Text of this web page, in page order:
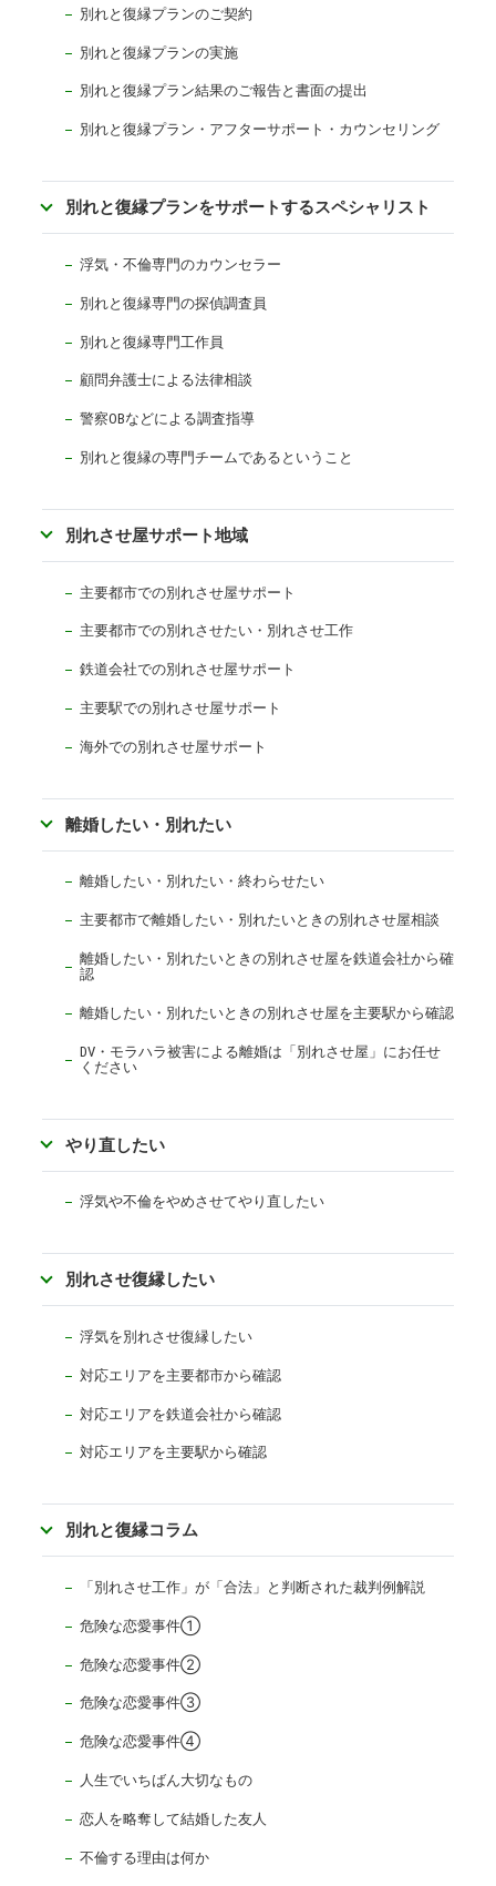
別れと復縁プランのご契約
別れと復縁プランの実施
別れと復縁プラン結果のご報告と書面の提出
別れと復縁プラン・アフターサポート・カウンセリング
別れと復縁プランをサポートするスペシャリスト
浮気・不倫専門のカウンセラー
別れと復縁専門の探偵調査員
別れと復縁専門工作員
顧問弁護士による法律相談
警察OBなどによる調査指導
別れと復縁の専門チームであるということ
別れさせ屋サポート地域
主要都市での別れさせ屋サポート
主要都市での別れさせたい・別れさせ工作
鉄道会社での別れさせ屋サポート
主要駅での別れさせ屋サポート
海外での別れさせ屋サポート
離婚したい・別れたい
離婚したい・別れたい・終わらせたい
主要都市で離婚したい・別れたいときの別れさせ屋相談
離婚したい・別れたいときの別れさせ屋を鉄道会社から確
認
離婚したい・別れたいときの別れさせ屋を主要駅から確認
DV・モラハラ被害による離婚は「別れさせ屋」にお任せ
ください
やり直したい
浮気や不倫をやめさせてやり直したい
別れさせ復縁したい
浮気を別れさせ復縁したい
対応エリアを主要都市から確認
対応エリアを鉄道会社から確認
対応エリアを主要駅から確認
別れと復縁コラム
「別れさせ工作」が「合法」と判断された裁判例解説
危険な恋愛事件①
危険な恋愛事件②
危険な恋愛事件③
危険な恋愛事件④
人生でいちばん大切なもの
恋人を略奪して結婚した友人
不倫する理由は何か